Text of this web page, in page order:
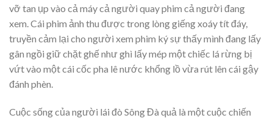
vỡ tan ụp vào cả máy cả người quay phim cả người đang
xem. Cái phim ảnh thu được trong lòng giếng xoáy tít đáy,
truyền cảm lại cho người xem phim ký sự thấy mình đang lấy
gân ngồi giữ chặt ghế như ghì lấy mép một chiếc lá rừng bị
vứt vào một cái cốc pha lê nước khổng lồ vừa rút lên cái gậy
đánh phèn.
Cuộc sống của người lái đò Sông Đà quả là một cuộc chiến